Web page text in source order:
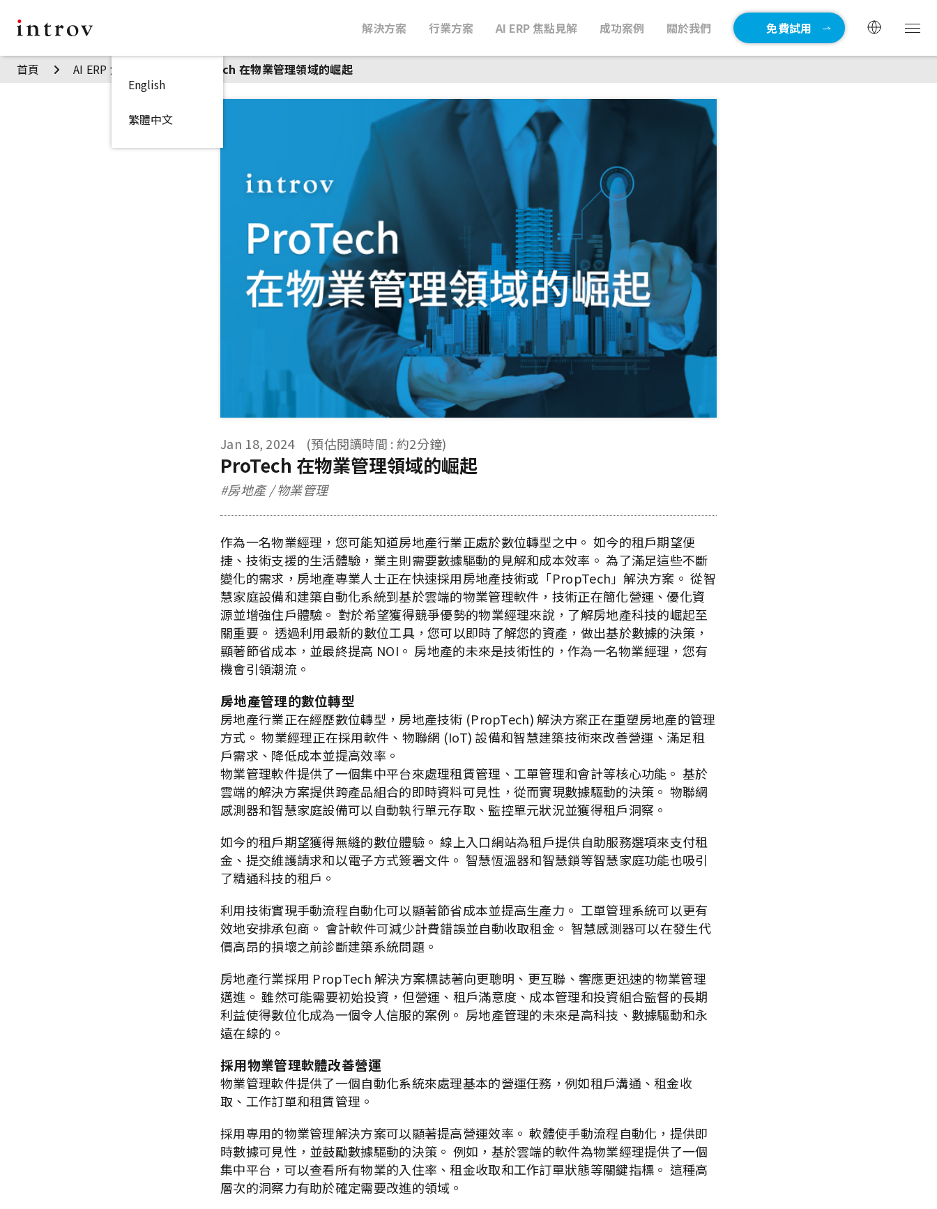
解決方案 行業方案 AI ERP 焦點見解 成功案例 關於我們 免費試用
English
繁體中文
首頁 AI ERP 焦點見解 ProTech 在物業管理領域的崛起
Jan 18, 2024 (預估閱讀時間 : 約2分鐘)
ProTech 在物業管理領域的崛起
#房地產 / 物業管理
作為一名物業經理，您可能知道房地產行業正處於數位轉型之中。 如今的租戶期望便
捷、技術支援的生活體驗，業主則需要數據驅動的見解和成本效率。 為了滿足這些不斷
變化的需求，房地產專業人士正在快速採用房地產技術或「PropTech」解決方案。 從智
慧家庭設備和建築自動化系統到基於雲端的物業管理軟件，技術正在簡化營運、優化資
源並增強住戶體驗。 對於希望獲得競爭優勢的物業經理來說，了解房地產科技的崛起至
關重要。 透過利用最新的數位工具，您可以即時了解您的資產，做出基於數據的決策，
顯著節省成本，並最終提高 NOI。 房地產的未來是技術性的，作為一名物業經理，您有
機會引領潮流。
房地產管理的數位轉型
房地產行業正在經歷數位轉型，房地產技術 (PropTech) 解決方案正在重塑房地產的管理
方式。 物業經理正在採用軟件、物聯網 (IoT) 設備和智慧建築技術來改善營運、滿足租
戶需求、降低成本並提高效率。
物業管理軟件提供了一個集中平台來處理租賃管理、工單管理和會計等核心功能。 基於
雲端的解決方案提供跨產品組合的即時資料可見性，從而實現數據驅動的決策。 物聯網
感測器和智慧家庭設備可以自動執行單元存取、監控單元狀況並獲得租戶洞察。
如今的租戶期望獲得無縫的數位體驗。 線上入口網站為租戶提供自助服務選項來支付租
金、提交維護請求和以電子方式簽署文件。 智慧恆溫器和智慧鎖等智慧家庭功能也吸引
了精通科技的租戶。
利用技術實現手動流程自動化可以顯著節省成本並提高生產力。 工單管理系統可以更有
效地安排承包商。 會計軟件可減少計費錯誤並自動收取租金。 智慧感測器可以在發生代
價高昂的損壞之前診斷建築系統問題。
房地產行業採用 PropTech 解決方案標誌著向更聰明、更互聯、響應更迅速的物業管理
邁進。 雖然可能需要初始投資，但營運、租戶滿意度、成本管理和投資組合監督的長期
利益使得數位化成為一個令人信服的案例。 房地產管理的未來是高科技、數據驅動和永
遠在線的。
採用物業管理軟體改善營運
物業管理軟件提供了一個自動化系統來處理基本的營運任務，例如租戶溝通、租金收
取、工作訂單和租賃管理。
採用專用的物業管理解決方案可以顯著提高營運效率。 軟體使手動流程自動化，提供即
時數據可見性，並鼓勵數據驅動的決策。 例如，基於雲端的軟件為物業經理提供了一個
集中平台，可以查看所有物業的入住率、租金收取和工作訂單狀態等關鍵指標。 這種高
層次的洞察力有助於確定需要改進的領域。